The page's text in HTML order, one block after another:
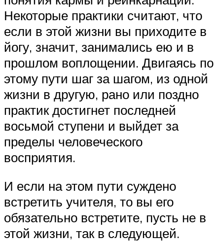
Некоторые практики считают, что
если в этой жизни вы приходите в
йогу, значит, занимались ею и в
прошлом воплощении. Двигаясь по
этому пути шаг за шагом, из одной
жизни в другую, рано или поздно
практик достигнет последней
восьмой ступени и выйдет за
пределы человеческого
восприятия.
И если на этом пути суждено
встретить учителя, то вы его
обязательно встретите, пусть не в
этой жизни, так в следующей.